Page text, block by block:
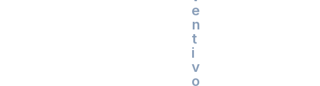
e
n
t
i
v
o